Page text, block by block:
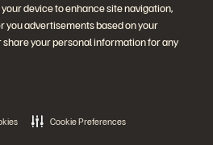
device to enhance site navigation,
you advertisements based on your
your personal information for any
Cookie Preferences
mit
Social Media Kanälen
der Website
Cookie-Einstellungen